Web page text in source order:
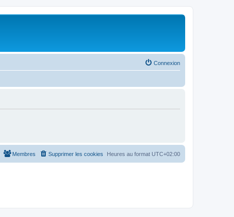
Connexion
Heures au format UTC+02:00
Supprimer les cookies
Membres